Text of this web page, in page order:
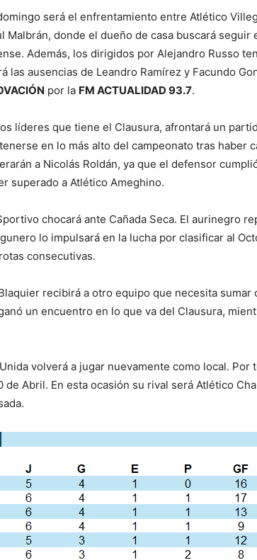
será el enfrentamiento entre Atlético
Malbrán, donde el dueño de casa buscará
Además, los dirigidos por Alejandro Russo
las ausencias de Leandro Ramírez y Facundo
por la FM ACTUALIDAD 93.7.
líderes que tiene el Clausura, afrontará un
en lo más alto del campeonato tras haber
a Nicolás Roldán, ya que el defensor
superado a Atlético Ameghino.
chocará ante Cañada Seca. El aurinegro
lo impulsará en la lucha por clasificar al
consecutivas.
recibirá a otro equipo que necesita sumar
un encuentro en lo que va del Clausura,
volverá a jugar nuevamente como local.
de Abril. En esta ocasión su rival será Atlético